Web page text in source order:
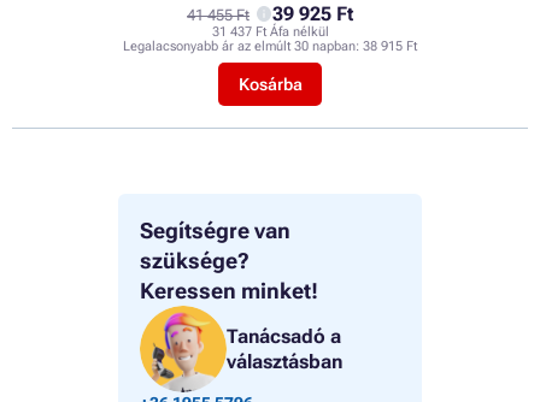
Segítségre van
szüksége?
Keressen minket!
Tanácsadó a
választásban
41 455 Ft 39 925 Ft
31 437 Ft Áfa nélkül
Legalacsonyabb ár az elmúlt 30 napban: 38 915 Ft
Kosárba